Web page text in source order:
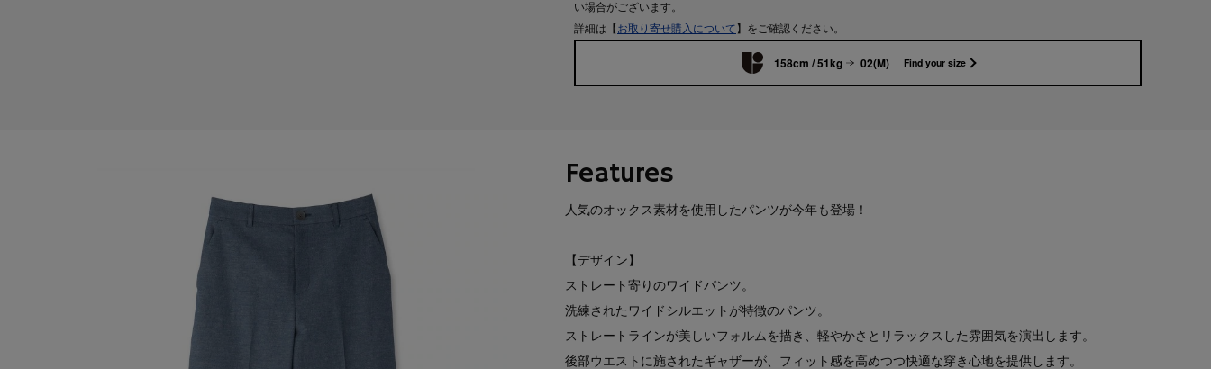
い場合がございます。
詳細は【 お取り寄せ購入について 】をご確認ください。
158cm / 51kg 02(M) Find your size
Features
人気のオックス素材を使用したパンツが今年も登場！
【デザイン】
ストレート寄りのワイドパンツ。
洗練されたワイドシルエットが特徴のパンツ。
ストレートラインが美しいフォルムを描き、軽やかさとリラックスした雰囲気を演出します。
後部ウエストに施されたギャザーが、フィット感を高めつつ快適な穿き心地を提供します。